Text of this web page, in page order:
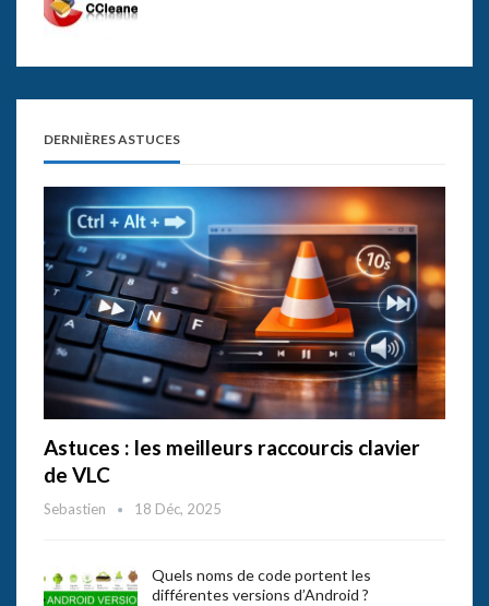
DERNIÈRES ASTUCES
Astuces : les meilleurs raccourcis clavier
de VLC
Sebastien 18 Déc, 2025
Quels noms de code portent les
différentes versions d’Android ?